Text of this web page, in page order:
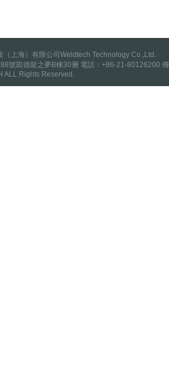
（上海）有限公司Weldtech Technology Co.,Ltd.
號凱德龍之夢B棟30層 電話：+86-21-80126200
ALL Rights Reserved.